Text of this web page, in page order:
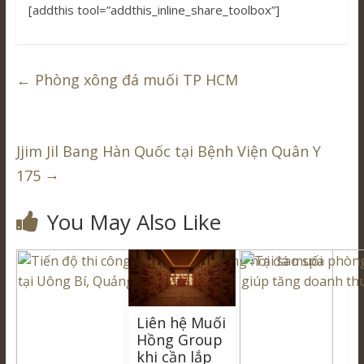
[addthis tool=”addthis_inline_share_toolbox”]
← Phòng xông đá muối TP HCM
Jjim Jil Bang Hàn Quốc tại Bệnh Viện Quân Y
175 →
You May Also Like
Liên hệ Muối
Hồng Group
khi cần lắp